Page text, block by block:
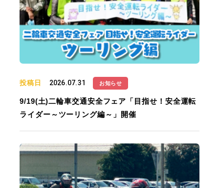
投稿日 2026.07.31 お知らせ
9/19(土)二輪車交通安全フェア「目指せ！安全運転
ライダー～ツーリング編～」開催